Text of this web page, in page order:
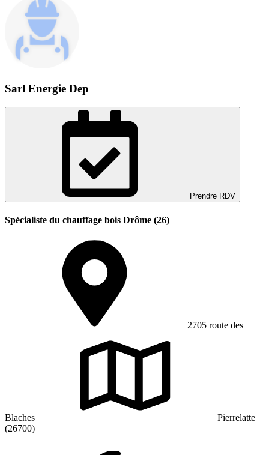
Sarl Energie Dep
Prendre RDV
Spécialiste du chauffage bois Drôme (26)
2705 route des
Blaches
Pierrelatte
(26700)